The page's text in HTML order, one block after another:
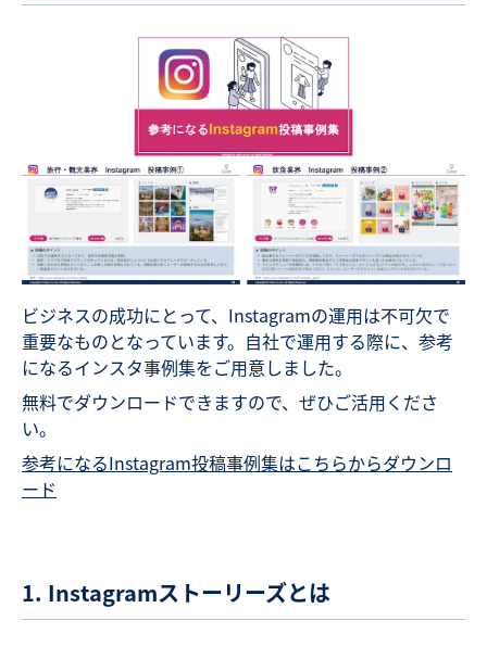
ビジネスの成功にとって、Instagramの運用は不可欠で
重要なものとなっています。自社で運用する際に、参考
になるインスタ事例集をご用意しました。
無料でダウンロードできますので、ぜひご活用くださ
い。
参考になるInstagram投稿事例集はこちらからダウンロ
ード
1. Instagramストーリーズとは